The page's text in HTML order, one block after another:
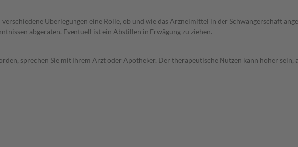
Überlegungen eine Rolle, ob und wie das Arzneimittel in der Schwangerschaft
abgeraten. Eventuell ist ein Abstillen in Erwägung zu ziehen.
sprechen Sie mit Ihrem Arzt oder Apotheker. Der therapeutische Nutzen kann höher sein,